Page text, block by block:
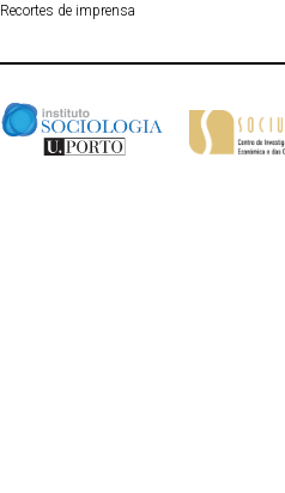
Recortes de imprensa